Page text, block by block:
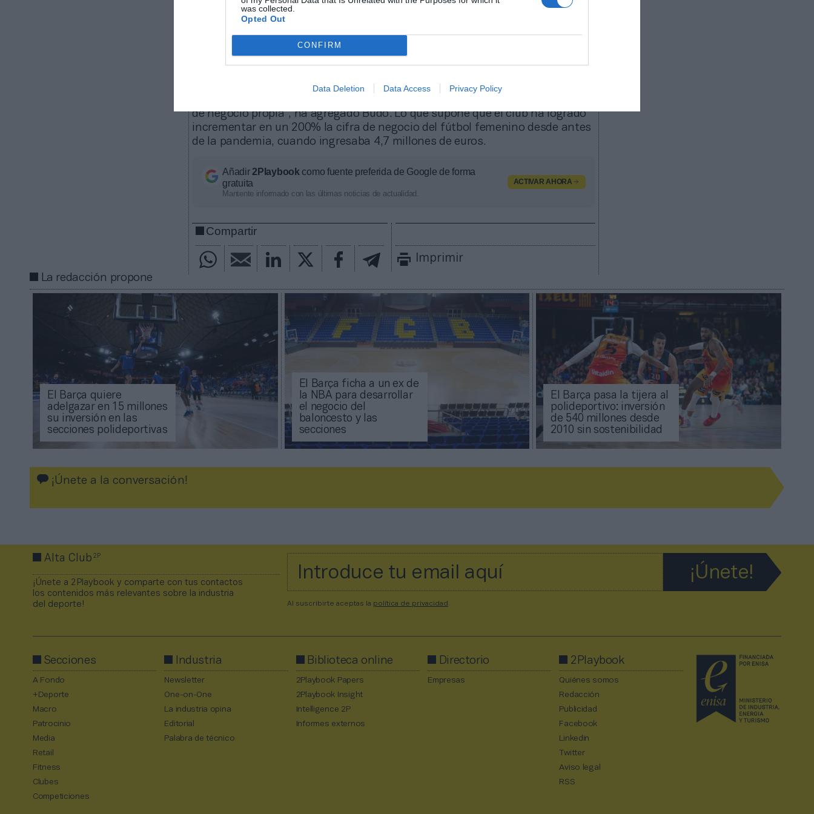
was collected.
Opted Out
CONFIRM
Data Deletion Data Access Privacy Policy
bien para la pasada temporada, el FC Barcelona cerrará el ejercicio en
equilibrio a causa de las primas que tuvo que abonar por la consecución de
su segunda Champions League, para el curso 2023-2024, que está a punto
de empezar, las previsiones del club apuntan que el
beneficio de más de 2 millones de euros. “Hay una previsión de ingresos de
de negocio propia”, ha agregado Budó. Lo que supone que el club ha logrado
incrementar en un 200% la cifra de negocio del fútbol femenino desde antes
de la pandemia, cuando ingresaba 4,7 millones de euros.
Añadir2Playbook como fuente preferida de Google de forma
gratuita
Mantente informado con las últimas noticias de actualidad.
ACTIVAR AHORA
Compartir
Imprimir
La redacción propone
El Barça quiere
adelgazar en 15 millones
su inversión en las
secciones polideportivas
El Barça ficha a un ex de
la NBA para desarrollar
el negocio del
baloncesto y las
secciones
El Barça pasa la tijera al
polideportivo: inversión
de 540 millones desde
2010 sin sostenibilidad
¡Únete a la conversación!
Alta Club2P
¡Únete a 2Playbook y comparte con tus contactos
los contenidos más relevantes sobre la industria
del deporte!
Al suscribirte aceptas la política de privacidad
Secciones
A Fondo
+Deporte
Macro
Patrocinio
Media
Retail
Fitness
Clubes
Competiciones
Industria
Newsletter
One-on-One
La industria opina
Editorial
Palabra de técnico
Biblioteca online
2Playbook Papers
2Playbook Insight
Intelligence 2P
Informes externos
Directorio
Empresas
2Playbook
Quiénes somos
Redacción
Publicidad
Facebook
Linkedin
Twitter
Aviso legal
RSS